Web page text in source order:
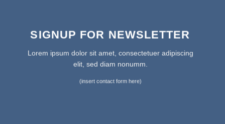
SIGNUP FOR NEWSLETTER
Lorem ipsum dolor sit amet, consectetuer adipiscing
elit, sed diam nonumm.
(insert contact form here)